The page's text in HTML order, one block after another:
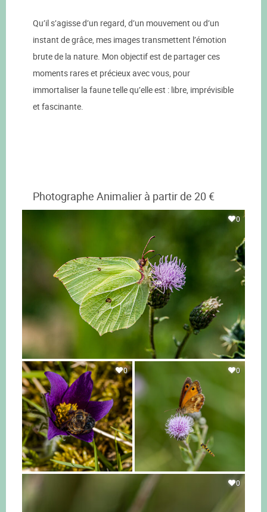
Qu’il s’agisse d’un regard, d’un mouvement ou d’un
instant de grâce, mes images transmettent l’émotion
brute de la nature. Mon objectif est de partager ces
moments rares et précieux avec vous, pour
immortaliser la faune telle qu’elle est : libre, imprévisible
et fascinante.
Photographe Animalier à partir de 20 €
0
0 0
0